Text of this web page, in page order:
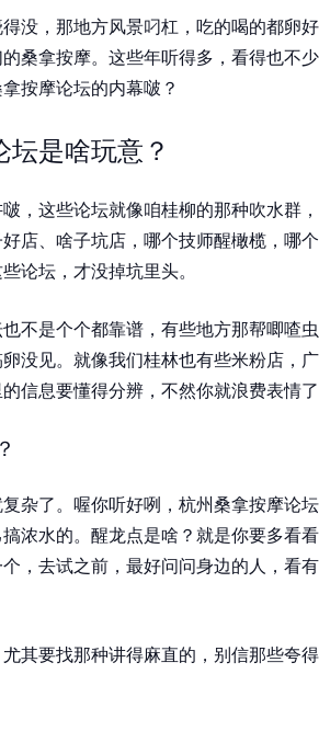
没，那地方风景叼杠，吃的喝的都卵
桑拿按摩。这些年听得多，看得也不
按摩论坛的内幕啵？
是啥玩意？
，这些论坛就像咱桂柳的那种吹水群
店、啥子坑店，哪个技师醒橄榄，哪
论坛，才没掉坑里头。
不是个个都靠谱，有些地方那帮唧喳
没见。就像我们桂林也有些米粉店，
信息要懂得分辨，不然你就浪费表情
杂了。喔你听好咧，杭州桑拿按摩论
浓水的。醒龙点是啥？就是你要多看
，去试之前，最好问问身边的人，看
其要找那种讲得麻直的，别信那些夸